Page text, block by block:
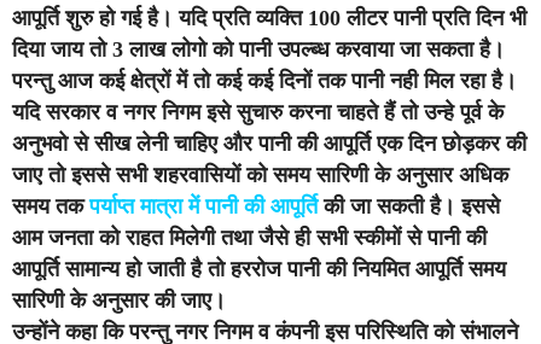
आपूर्ति शुरु हो गई है। यदि प्रति व्यक्ति 100 लीटर पानी प्रति दिन भी
दिया जाय तो 3 लाख लोगो को पानी उपल्ब्ध करवाया जा सकता है।
परन्तु आज कई क्षेत्रों में तो कई कई दिनों तक पानी नही मिल रहा है।
यदि सरकार व नगर निगम इसे सुचारु करना चाहते हैं तो उन्हे पूर्व के
अनुभवो से सीख लेनी चाहिए और पानी की आपूर्ति एक दिन छोड़कर की
जाए तो इससे सभी शहरवासियों को समय सारिणी के अनुसार अधिक
समय तकपर्याप्त मात्रा में पानी की आपूर्तिकी जा सकती है। इससे
आम जनता को राहत मिलेगी तथा जैसे ही सभी स्कीमों से पानी की
आपूर्ति सामान्य हो जाती है तो हररोज पानी की नियमित आपूर्ति समय
सारिणी के अनुसार की जाए।
उन्होंने कहा कि परन्तु नगर निगम व कंपनी इस परिस्थिति को संभालने